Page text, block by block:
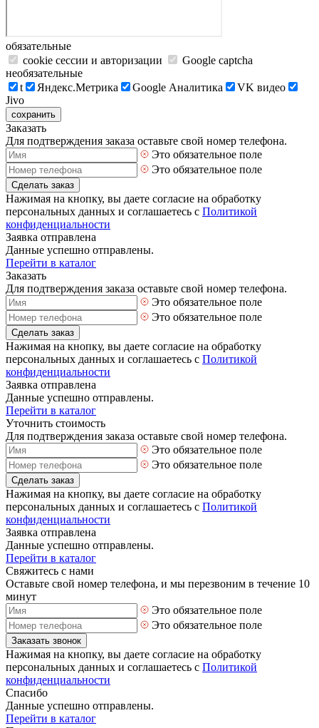
обязательные
cookie сессии и авторизации
Google captcha
необязательные
t
Яндекс.Метрика Google Аналитика
VK видео
Jivo
сохранить
Заказать
Для подтверждения заказа оставьте свой номер телефона.
Это обязательное поле
Это обязательное поле
Сделать заказ
Нажимая на кнопку, вы даете согласие на обработку
персональных данных и соглашаетесь с Политикой
конфиденциальности
Заявка отправлена
Данные успешно отправлены.
Перейти в каталог
Заказать
Для подтверждения заказа оставьте свой номер телефона.
Это обязательное поле
Это обязательное поле
Сделать заказ
Нажимая на кнопку, вы даете согласие на обработку
персональных данных и соглашаетесь с Политикой
конфиденциальности
Заявка отправлена
Данные успешно отправлены.
Перейти в каталог
Уточнить стоимость
Для подтверждения заказа оставьте свой номер телефона.
Это обязательное поле
Это обязательное поле
Сделать заказ
Нажимая на кнопку, вы даете согласие на обработку
персональных данных и соглашаетесь с Политикой
конфиденциальности
Заявка отправлена
Данные успешно отправлены.
Перейти в каталог
Свяжитесь с нами
Оставьте свой номер телефона, и мы перезвоним в течение 10
минут
Это обязательное поле
Это обязательное поле
Заказать звонок
Нажимая на кнопку, вы даете согласие на обработку
персональных данных и соглашаетесь с Политикой
конфиденциальности
Спасибо
Данные успешно отправлены.
Перейти в каталог